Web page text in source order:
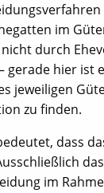
im
durch
gerade hier ist
jeweiligen
zu finden.
dass
im